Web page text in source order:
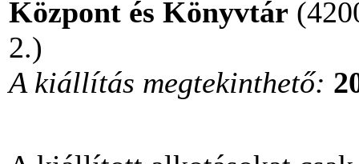
Központ és Könyvtár
2.)
A kiállítás megtekinthető: